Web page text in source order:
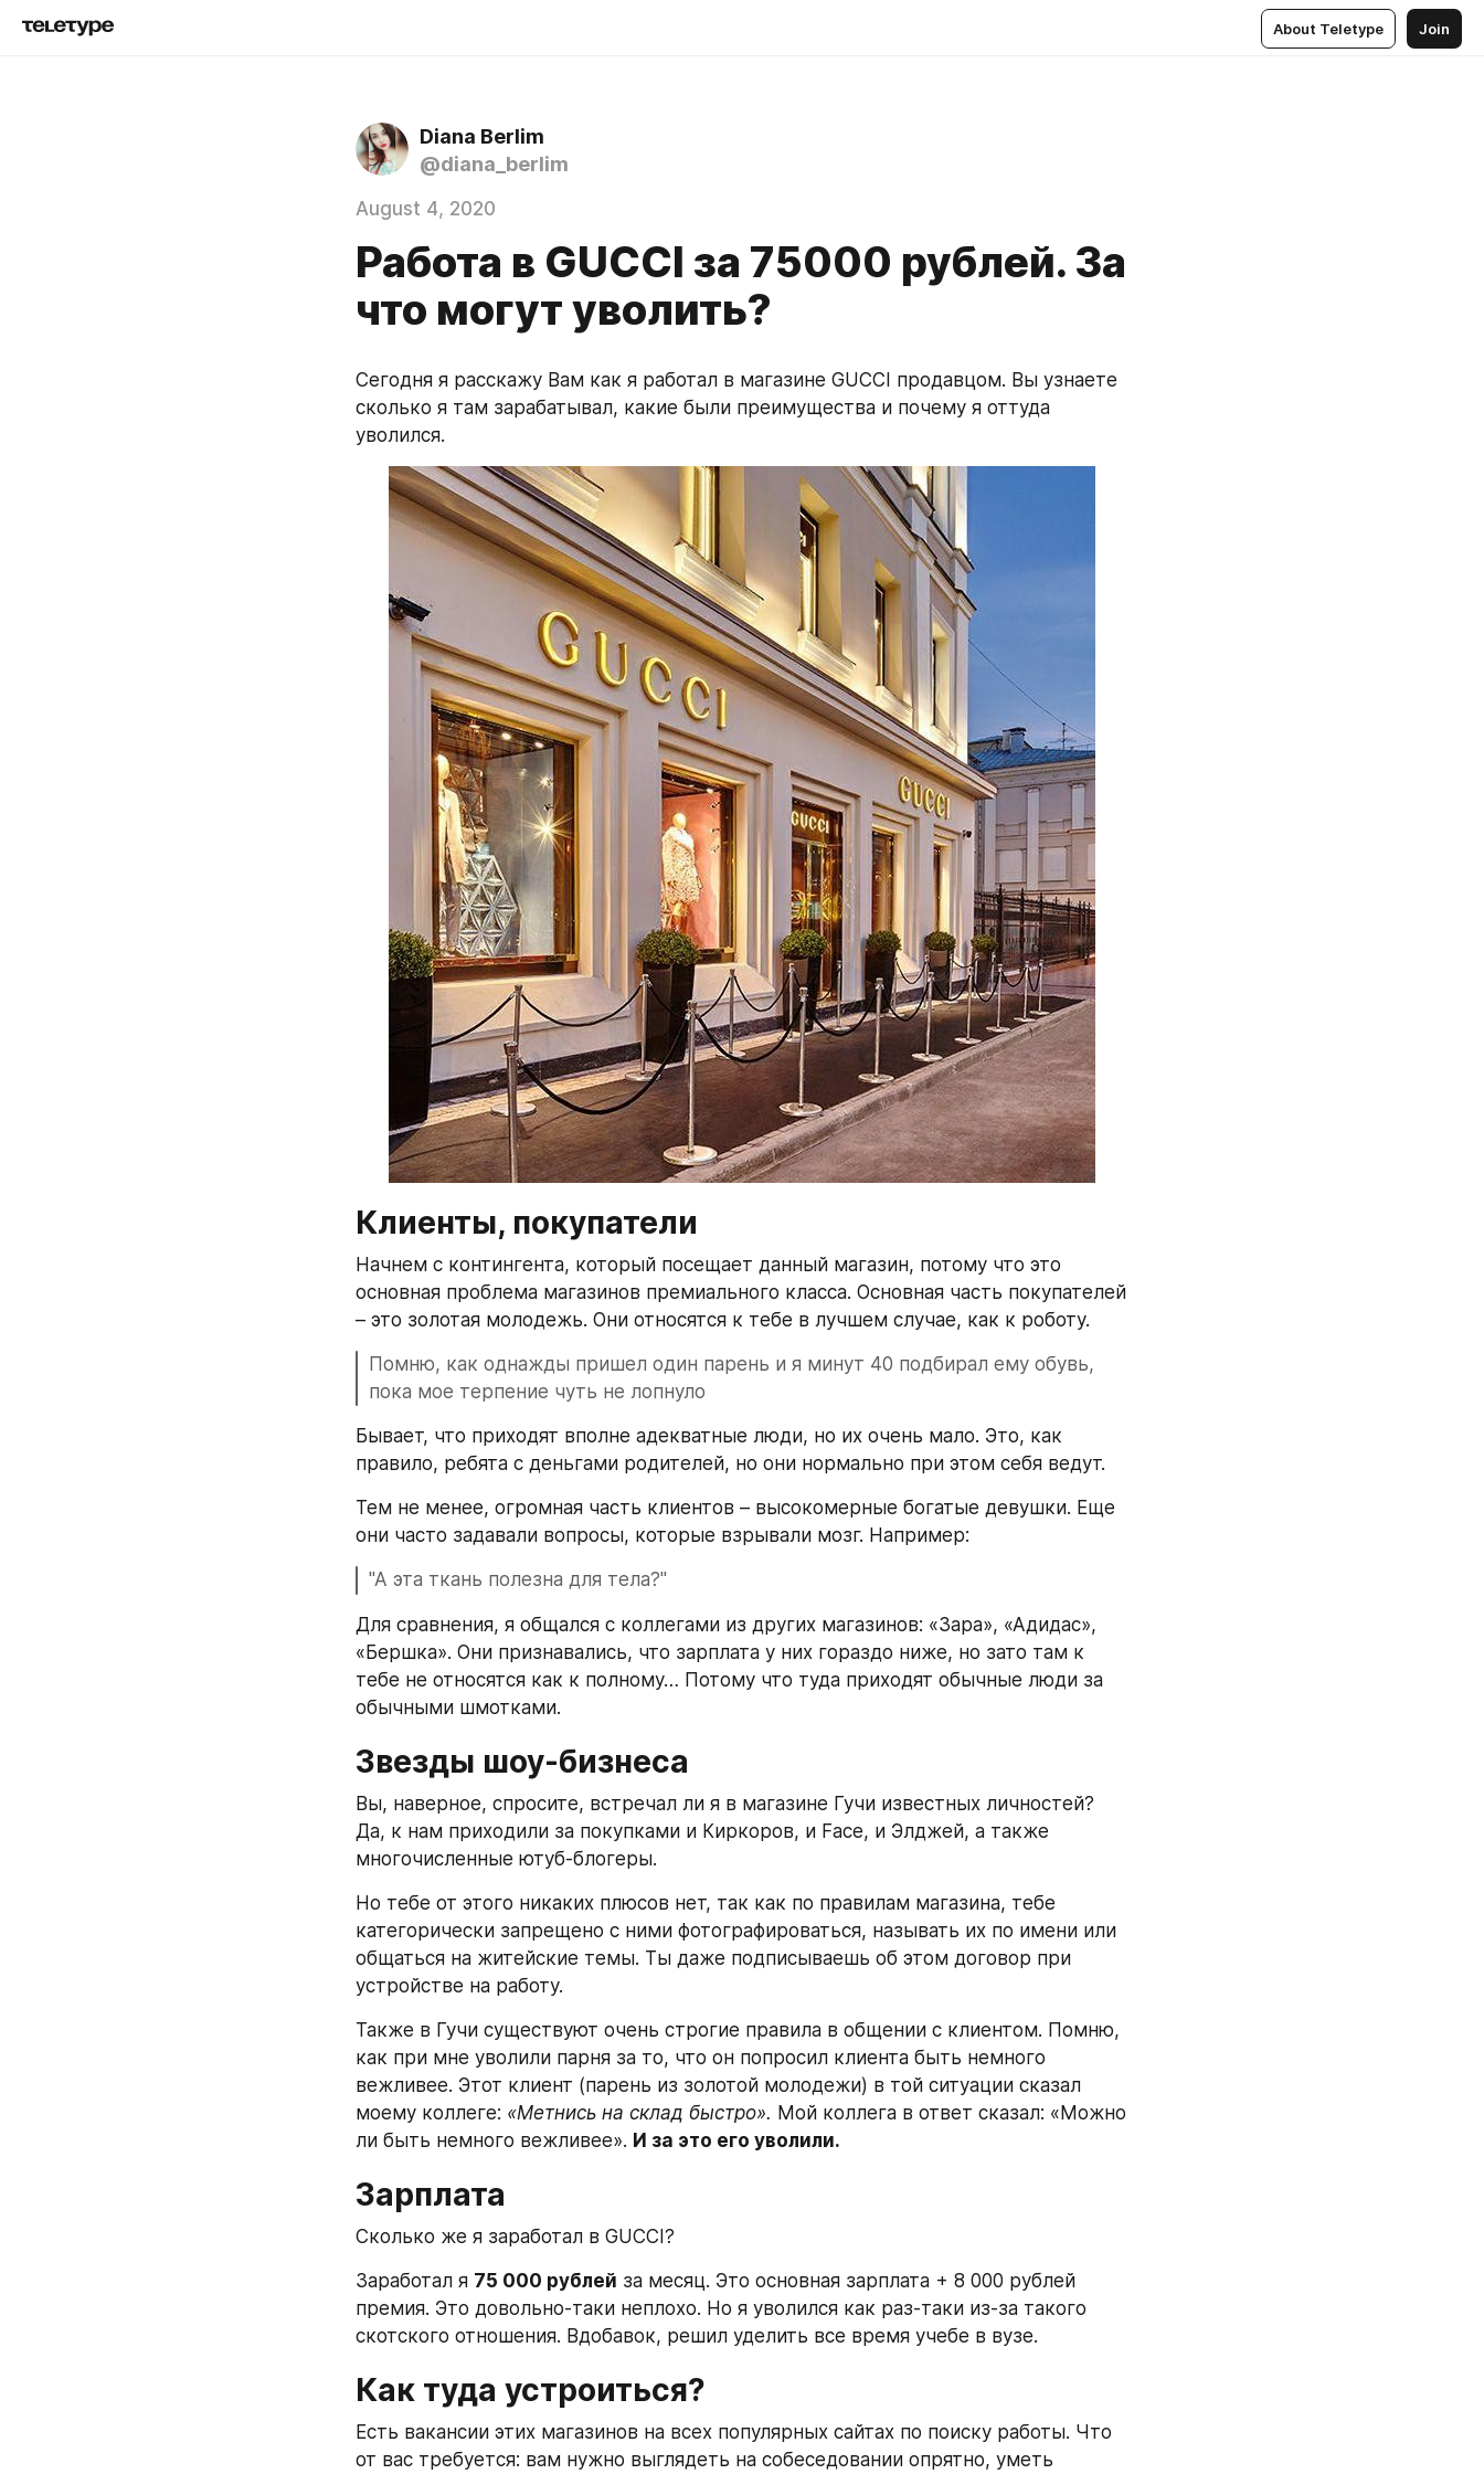
About Teletype Join
Diana Berlim
@diana_berlim
August 4, 2020
Работа в GUCCI за 75000 рублей. За
что могут уволить?
Сегодня я расскажу Вам как я работал в магазине GUCCI продавцом. Вы узнаете
сколько я там зарабатывал, какие были преимущества и почему я оттуда
уволился.
Клиенты, покупатели
Начнем с контингента, который посещает данный магазин, потому что это
основная проблема магазинов премиального класса. Основная часть покупателей
– это золотая молодежь. Они относятся к тебе в лучшем случае, как к роботу.
Помню, как однажды пришел один парень и я минут 40 подбирал ему обувь,
пока мое терпение чуть не лопнуло
Бывает, что приходят вполне адекватные люди, но их очень мало. Это, как
правило, ребята с деньгами родителей, но они нормально при этом себя ведут.
Тем не менее, огромная часть клиентов – высокомерные богатые девушки. Еще
они часто задавали вопросы, которые взрывали мозг. Например:
"А эта ткань полезна для тела?"
Для сравнения, я общался с коллегами из других магазинов: «Зара», «Адидас»,
«Бершка». Они признавались, что зарплата у них гораздо ниже, но зато там к
тебе не относятся как к полному… Потому что туда приходят обычные люди за
обычными шмотками.
Звезды шоу-бизнеса
Вы, наверное, спросите, встречал ли я в магазине Гучи известных личностей?
Да, к нам приходили за покупками и Киркоров, и Face, и Элджей, а также
многочисленные ютуб-блогеры.
Но тебе от этого никаких плюсов нет, так как по правилам магазина, тебе
категорически запрещено с ними фотографироваться, называть их по имени или
общаться на житейские темы. Ты даже подписываешь об этом договор при
устройстве на работу.
Также в Гучи существуют очень строгие правила в общении с клиентом. Помню,
как при мне уволили парня за то, что он попросил клиента быть немного
вежливее. Этот клиент (парень из золотой молодежи) в той ситуации сказал
моему коллеге: «Метнись на склад быстро». Мой коллега в ответ сказал: «Можно
ли быть немного вежливее». И за это его уволили.
Зарплата
Сколько же я заработал в GUCCI?
Заработал я 75 000 рублей за месяц. Это основная зарплата + 8 000 рублей
премия. Это довольно-таки неплохо. Но я уволился как раз-таки из-за такого
скотского отношения. Вдобавок, решил уделить все время учебе в вузе.
Как туда устроиться?
Есть вакансии этих магазинов на всех популярных сайтах по поиску работы. Что
от вас требуется: вам нужно выглядеть на собеседовании опрятно, уметь